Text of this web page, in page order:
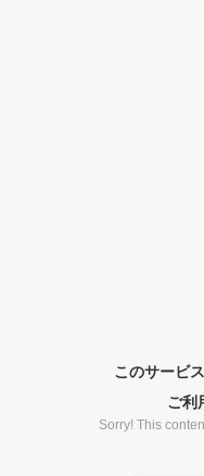
このサービ
ご利
Sorry! This